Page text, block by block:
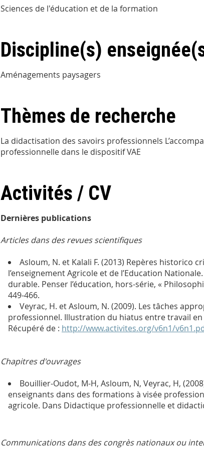
Sciences de l'éducation et de la formation
Discipline(s)
Aménagements paysagers
Thèmes de recherche
La didactisation des savoirs professionnels
professionnelle dans le dispositif VAE
Activités / CV
Dernières publications
Articles dans des revues scientifiques
Asloum, N. et Kalali F. (2013) Repères historico
l’enseignement Agricole et de l’Education
durable. Penser l’éducation, hors-série, «
449-466.
Veyrac, H. et Asloum, N. (2009). Les tâches
professionnel. Illustration du hiatus entre travail
Récupéré de : http://www.activites.org/v6n1/
Chapitres d'ouvrages
Bouillier-Oudot, M-H, Asloum, N, Veyrac, H,
enseignants dans des formations à visée
agricole. Dans Didactique professionnelle et
Communications dans des congrès nationaux ou